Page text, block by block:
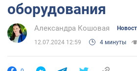
оборудования
Александра Кошовая
12.07.2024 12:59 4 минуты